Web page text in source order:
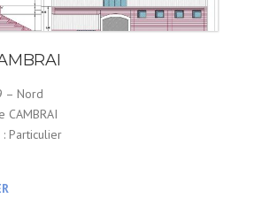
– Nord
CAMBRAI
Particulier